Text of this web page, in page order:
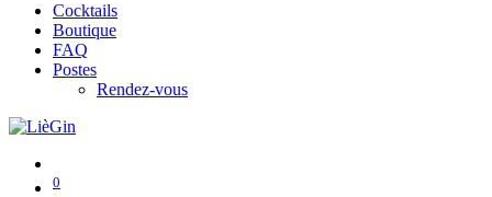
Cocktails
Boutique
FAQ
Postes
Rendez-vous
0